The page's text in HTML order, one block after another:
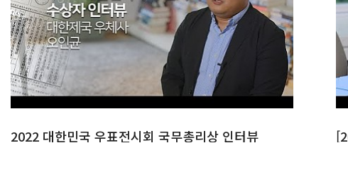
2022 대한민국 우표전시회 국무총리상 인터뷰